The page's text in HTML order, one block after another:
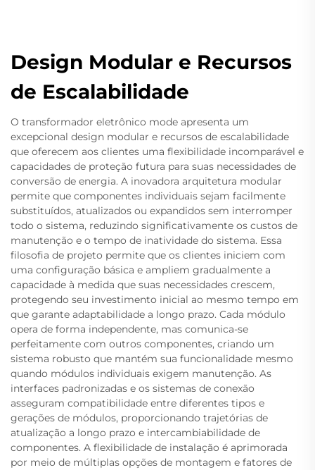
Design Modular e Recursos
de Escalabilidade
O transformador eletrônico mode apresenta um
excepcional design modular e recursos de escalabilidade
que oferecem aos clientes uma flexibilidade incomparável e
capacidades de proteção futura para suas necessidades de
conversão de energia. A inovadora arquitetura modular
permite que componentes individuais sejam facilmente
substituídos, atualizados ou expandidos sem interromper
todo o sistema, reduzindo significativamente os custos de
manutenção e o tempo de inatividade do sistema. Essa
filosofia de projeto permite que os clientes iniciem com
uma configuração básica e ampliem gradualmente a
capacidade à medida que suas necessidades crescem,
protegendo seu investimento inicial ao mesmo tempo em
que garante adaptabilidade a longo prazo. Cada módulo
opera de forma independente, mas comunica-se
perfeitamente com outros componentes, criando um
sistema robusto que mantém sua funcionalidade mesmo
quando módulos individuais exigem manutenção. As
interfaces padronizadas e os sistemas de conexão
asseguram compatibilidade entre diferentes tipos e
gerações de módulos, proporcionando trajetórias de
atualização a longo prazo e intercambiabilidade de
componentes. A flexibilidade de instalação é aprimorada
por meio de múltiplas opções de montagem e fatores de